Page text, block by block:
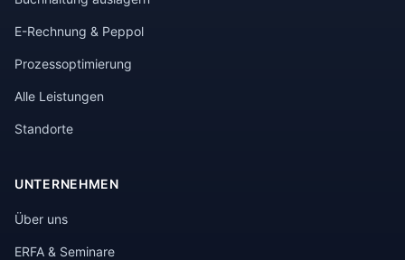
E-Rechnung & Peppol
Prozessoptimierung
Alle Leistungen
Standorte
UNTERNEHMEN
Über uns
ERFA & Seminare